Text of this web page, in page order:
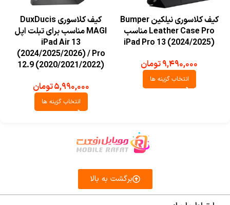
کیف کلاسوری نیلکین Bumper
Leather Case Pro مناسب
iPad Pro 13 (2024/2025)
۹,۴۹۰,۰۰۰تومان
انتخاب گزینه ها
کیف کلاسوری DuxDucis
MAGI مناسب برای تبلت اپل
iPad Air 13
(2024/2025/2026) / Pro
12.9 (2020/2021/2022)
۵,۹۹۰,۰۰۰تومان
انتخاب گزینه ها
برگشت به بالا